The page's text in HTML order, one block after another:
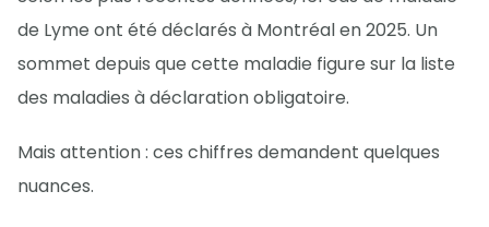
de Lyme ont été déclarés à Montréal en 2025. Un
sommet depuis que cette maladie figure sur la liste
des maladies à déclaration obligatoire.
Mais attention : ces chiffres demandent quelques
nuances.